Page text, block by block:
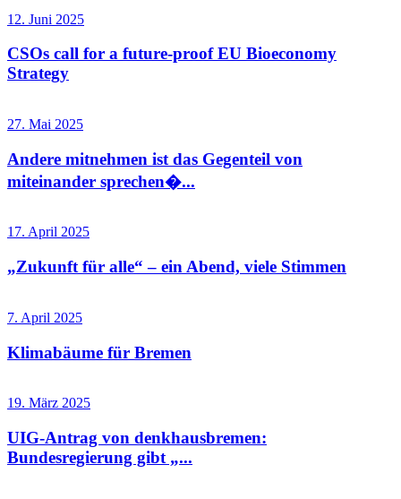
12. Juni 2025
CSOs call for a future-proof EU Bioeconomy
Strategy
27. Mai 2025
Andere mitnehmen ist das Gegenteil von
miteinander sprechen�...
17. April 2025
„Zukunft für alle“ – ein Abend, viele Stimmen
7. April 2025
Klimabäume für Bremen
19. März 2025
UIG-Antrag von denkhausbremen:
Bundesregierung gibt „...